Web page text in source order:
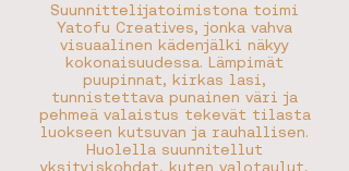
Suunnittelijatoimistona toimi
Yatofu Creatives, jonka vahva
visuaalinen kädenjälki näkyy
kokonaisuudessa. Lämpimät
puupinnat, kirkas lasi,
tunnistettava punainen väri ja
pehmeä valaistus tekevät tilasta
luokseen kutsuvan ja rauhallisen.
Huolella suunnitellut
yksityiskohdat, kuten valotaulut,